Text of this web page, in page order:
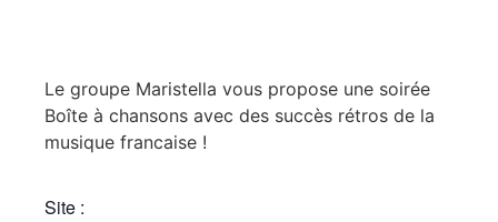
Le groupe Maristella vous propose une soirée
Boîte à chansons avec des succès rétros de la
musique francaise !
Site :